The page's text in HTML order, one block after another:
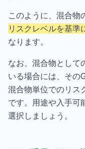
このように、混合物
リスクレベルを基準
なります。
なお、混合物として
いる場合には、その
混合物単位でのリス
です。用途や入手可
選択しましょう。